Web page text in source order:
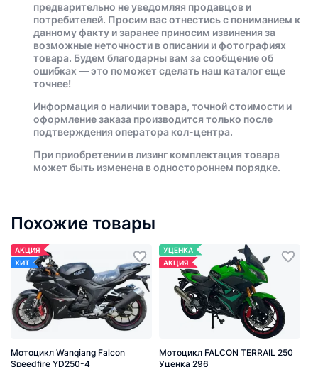
предварительно не уведомляя продавцов и
потребителей. Просим вас отнестись с пониманием к
данному факту и заранее приносим извинения за
возможные неточности в описании и фотографиях
товара. Будем благодарны вам за сообщение об
ошибках — это поможет сделать наш каталог еще
точнее!
Информация о наличии товара, точной стоимости и
оформление заказа производится только после
подтверждения оператора кол-центра.
При приобретении в лизинг комплектация товара
может быть изменена в одностороннем порядке.
Похожие товары
АКЦИЯ
ХИТ
Мотоцикл Wanqiang Falcon
Speedfire YD250-4
УЦЕНКА
АКЦИЯ
Мотоцикл FALCON TERRAIL 250
Уценка 296